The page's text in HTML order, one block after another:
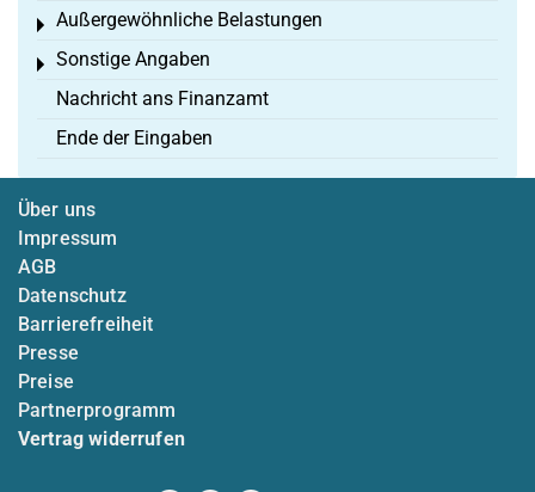
Außergewöhnliche Belastungen
Toggle menu
Sonstige Angaben
Toggle menu
Nachricht ans Finanzamt
Ende der Eingaben
Über uns
Impressum
AGB
Datenschutz
Barrierefreiheit
Presse
Preise
Partnerprogramm
Vertrag widerrufen